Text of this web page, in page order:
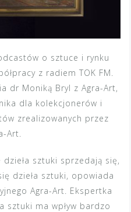
o sztuce i rynku
z radiem TOK FM.
dr Moniką Bryl z Agra-Art,
dla kolekcjonerów i
zrealizowanych przez
Art.
sztuki sprzedają się,
dzieła sztuki, opowiada
Agra-Art. Ekspertka
sztuki ma wpływ bardzo